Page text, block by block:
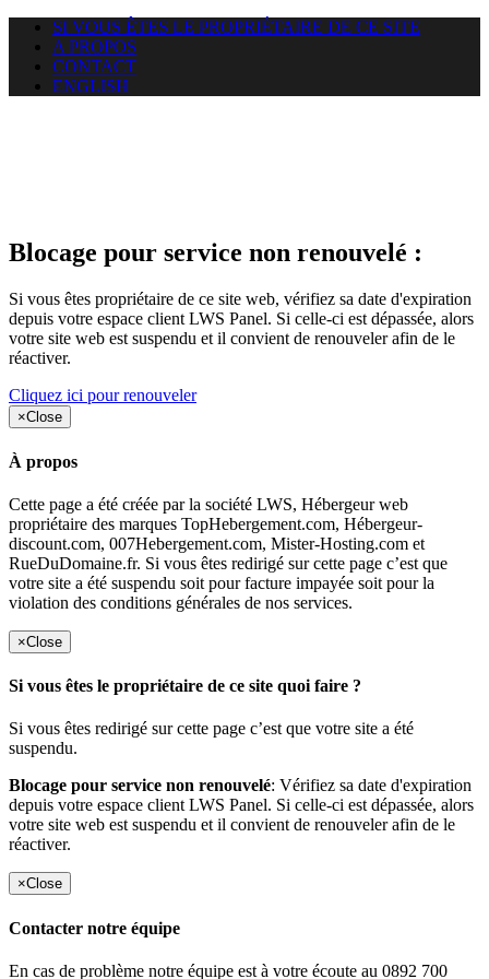
SI VOUS ÊTES LE PROPRIÉTAIRE DE CE SITE
A PROPOS
CONTACT
ENGLISH
Blocage pour service non renouvelé :
Si vous êtes propriétaire de ce site web, vérifiez sa date d'expiration
depuis votre espace client LWS Panel. Si celle-ci est dépassée, alors
votre site web est suspendu et il convient de renouveler afin de le
réactiver.
Cliquez ici pour renouveler
×Close
À propos
Cette page a été créée par la société LWS, Hébergeur web
propriétaire des marques TopHebergement.com, Hébergeur-
discount.com, 007Hebergement.com, Mister-Hosting.com et
RueDuDomaine.fr. Si vous êtes redirigé sur cette page c’est que
votre site a été suspendu soit pour facture impayée soit pour la
violation des conditions générales de nos services.
×Close
Si vous êtes le propriétaire de ce site quoi faire ?
Si vous êtes redirigé sur cette page c’est que votre site a été
suspendu.
Blocage pour service non renouvelé: Vérifiez sa date d'expiration
depuis votre espace client LWS Panel. Si celle-ci est dépassée, alors
votre site web est suspendu et il convient de renouveler afin de le
réactiver.
×Close
Contacter notre équipe
En cas de problème notre équipe est à votre écoute au 0892 700